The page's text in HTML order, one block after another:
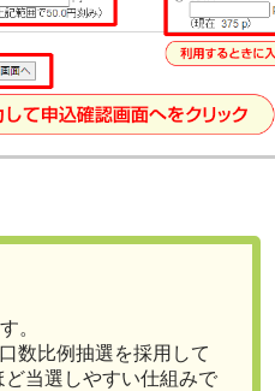
。
数比例抽選を採用して
当選しやすい仕組みで